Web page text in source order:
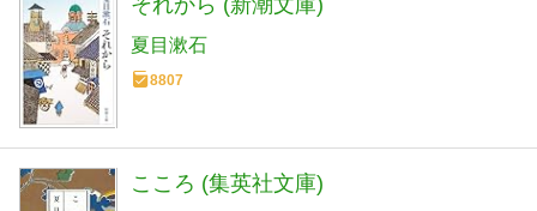
夏目漱石
8807
こころ (集英社文庫)